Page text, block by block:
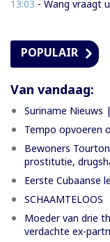
13:03 - Wang vraagt
POPULAIR
Van vandaag:
Suriname Nieuws
Tempo opvoeren
Bewoners
prostitutie,
Eerste Cubaanse
SCHAAMTELOOS
Moeder van drie
verdachte ex-